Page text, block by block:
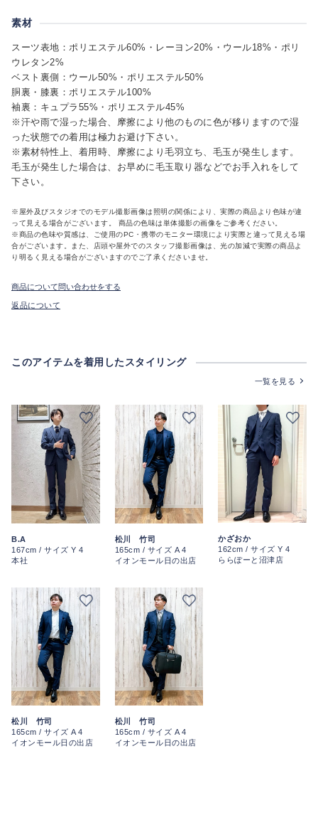
素材
スーツ表地：ポリエステル60%・レーヨン20%・ウール18%・ポリ
ウレタン2%
ベスト裏側：ウール50%・ポリエステル50%
胴裏・膝裏：ポリエステル100%
袖裏：キュプラ55%・ポリエステル45%
※汗や雨で湿った場合、摩擦により他のものに色が移りますので湿
った状態での着用は極力お避け下さい。
※素材特性上、着用時、摩擦により毛羽立ち、毛玉が発生します。
毛玉が発生した場合は、お早めに毛玉取り器などでお手入れをして
下さい。
※屋外及びスタジオでのモデル撮影画像は照明の関係により、実際の商品より色味が違
って見える場合がございます。 商品の色味は単体撮影の画像をご参考ください。
※商品の色味や質感は、ご使用のPC・携帯のモニター環境により実際と違って見える場
合がございます。また、店頭や屋外でのスタッフ撮影画像は、光の加減で実際の商品よ
り明るく見える場合がございますのでご了承くださいませ。
商品について問い合わせをする
返品について
このアイテムを着用したスタイリング
一覧を見る
B.A
167cm / サイズ Y 4
本社
松川 竹司
165cm / サイズ A 4
イオンモール日の出店
かざおか
162cm / サイズ Y 4
ららぽーと沼津店
松川 竹司
165cm / サイズ A 4
イオンモール日の出店
松川 竹司
165cm / サイズ A 4
イオンモール日の出店